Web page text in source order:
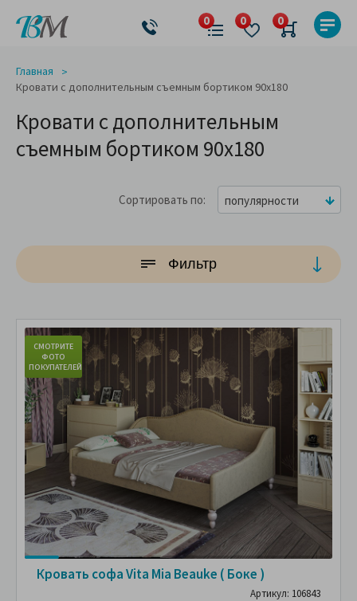
Главная
Кровати с дополнительным съемным бортиком 90x180
Кровати с дополнительным
съемным бортиком 90x180
Сортировать по популярности
Фильтр
СМОТРИТЕ
ФОТО
ПОКУПАТЕЛЕЙ
Кровать софа Vita Mia Beauke ( Боке )
Артикул: 106843